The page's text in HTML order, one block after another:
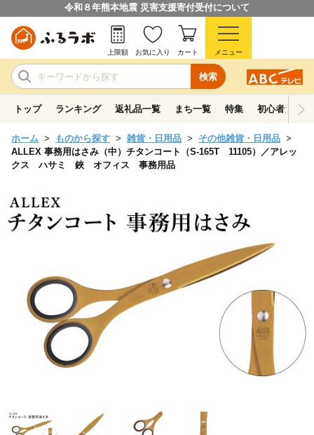
令和８年熊本地震 災害支援寄付受付について
検索
上限額 お気に入り カート メニュー
トップ ランキング 返礼品一覧 まち一覧 特集 初心者ガイド
ホーム ものから探す 雑貨・日用品
その他雑貨・日用品
ALLEX 事務用はさみ（中）チタンコート（S-165T 11105）／アレッ
クス ハサミ 鋏 オフィス 事務用品